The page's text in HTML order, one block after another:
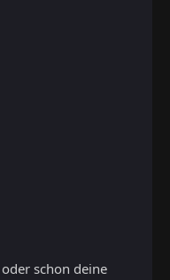
schon deine